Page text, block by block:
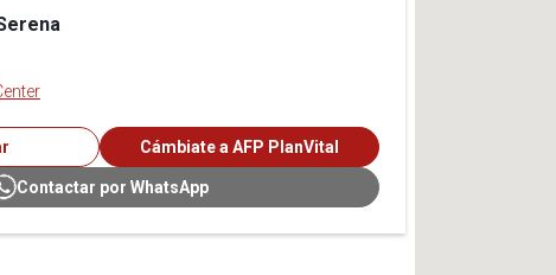
Cámbiate a AFP PlanVital
Contactar por WhatsApp